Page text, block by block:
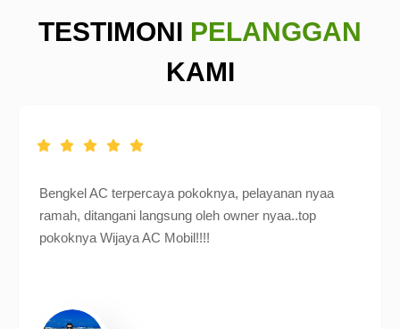
TESTIMONI PELANGGAN
KAMI
Bengkel AC terpercaya pokoknya, pelayanan nyaa
ramah, ditangani langsung oleh owner nyaa..top
pokoknya Wijaya AC Mobil!!!!